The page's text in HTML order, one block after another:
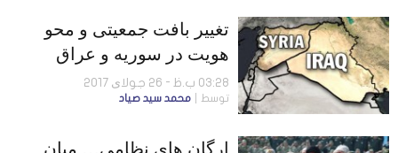
تغییر بافت جمعیتی و محو
هویت در سوریه و عراق
03:28 ب.ظ - 26 جولای 2017
توسط محمد سيد صياد
ارگان های نظامی… ميان